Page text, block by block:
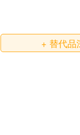
+ 替代品